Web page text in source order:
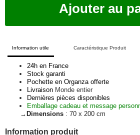
Ajouter au
Information utile Caractéristique Produit
24h en France
Stock garanti
Pochette en Organza offerte
Livraison Monde entier
Dernières pièces disponibles
Emballage cadeau et message
Dimensions : 70 x 200 cm